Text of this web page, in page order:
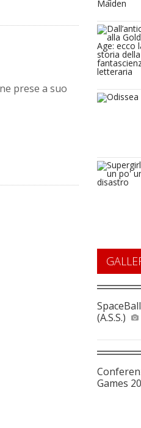
prese a suo
(A.S.S.)
Games